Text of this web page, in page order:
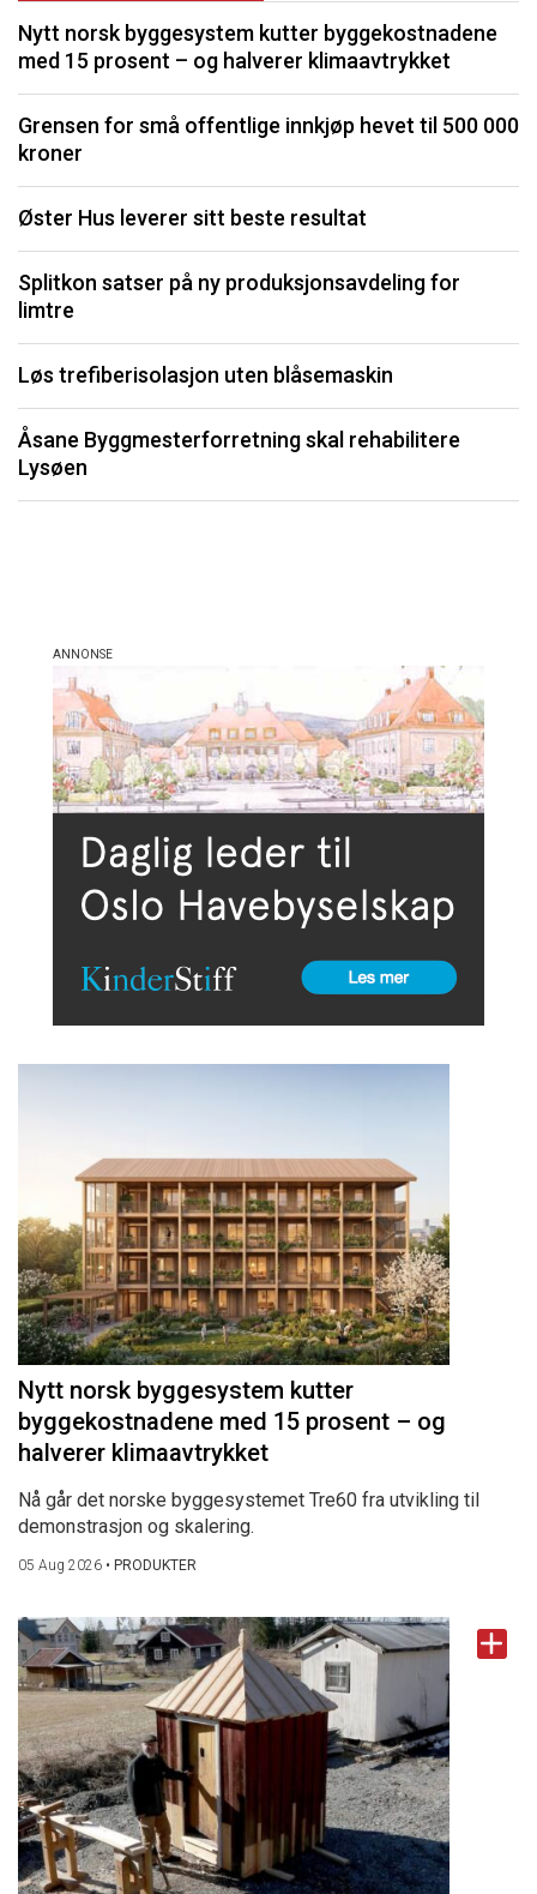
Nytt norsk byggesystem kutter byggekostnadene
med 15 prosent – og halverer klimaavtrykket
Grensen for små offentlige innkjøp hevet til 500 000
kroner
Øster Hus leverer sitt beste resultat
Splitkon satser på ny produksjonsavdeling for
limtre
Løs trefiberisolasjon uten blåsemaskin
Åsane Byggmesterforretning skal rehabilitere
Lysøen
Nytt norsk byggesystem kutter
byggekostnadene med 15 prosent – og
halverer klimaavtrykket
Nå går det norske byggesystemet Tre60 fra utvikling til
demonstrasjon og skalering.
05 Aug 2026 • PRODUKTER